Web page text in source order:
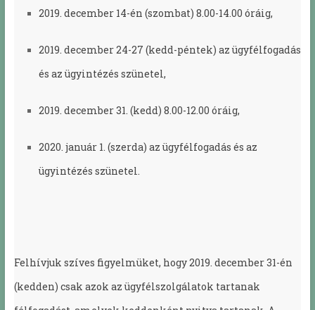
2019. december 14-én (szombat) 8.00-14.00 óráig,
2019. december 24-27 (kedd-péntek) az ügyfélfogadás
és az ügyintézés szünetel,
2019. december 31. (kedd) 8.00-12.00 óráig,
2020. január 1. (szerda) az ügyfélfogadás és az
ügyintézés szünetel.
Felhívjuk szíves figyelmüket, hogy 2019. december 31-én
(kedden) csak azok az ügyfélszolgálatok tartanak